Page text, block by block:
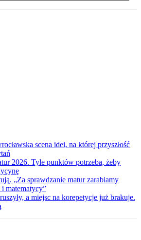
scena idei, na której przyszłość
2026. Tyle punktów potrzeba, żeby
„Za sprawdzanie matur zarabiamy
matematycy”
a miejsc na korepetycje już brakuje.